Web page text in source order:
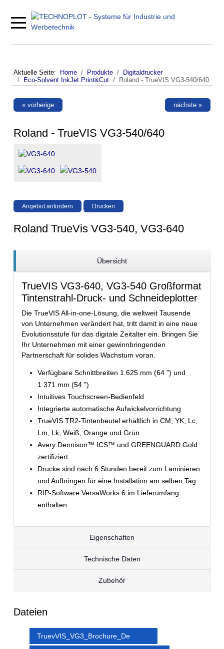
Mobile Menu Toggle
Aktuelle Seite: Home Produkte
Digitaldrucker
Eco-Solvent InkJet Print&Cut
Roland - TrueVIS VG3-540/640
« vorherige nächste »
Roland - TrueVIS VG3-540/640
Angebot anfordern Drucken
Roland TrueVis VG3-540, VG3-640
Übersicht
TrueVIS VG3-640, VG3-540 Großformat
Tintenstrahl-Druck- und Schneideplotter
Die TrueVIS All-in-one-Lösung, die weltweit Tausende
von Unternehmen verändert hat, tritt damit in eine neue
Evolutionsstufe für das digitale Zeitalter ein. Bringen Sie
Ihr Unternehmen mit einer gewinnbringenden
Partnerschaft für solides Wachstum voran.
Verfügbare Schnittbreiten 1.625 mm (64 ”) und
1.371 mm (54 ”)
Intuitives Touchscreen-Bedienfeld
Integrierte automatische Aufwickelvorrichtung
TrueVIS TR2-Tintenbeutel erhältlich in CM, YK, Lc,
Lm, Lk, Weiß, Orange und Grün
Avery Dennison™ ICS™ und GREENGUARD Gold
zertifiziert
Drucke sind nach 6 Stunden bereit zum Laminieren
und Aufbringen für eine Installation am selben Tag
RIP-Software VersaWorks 6 im Lieferumfang
enthalten
Eigenschaften
Technische Daten
Zubehör
Dateien
TruevVIS_VG3_Brochure_De